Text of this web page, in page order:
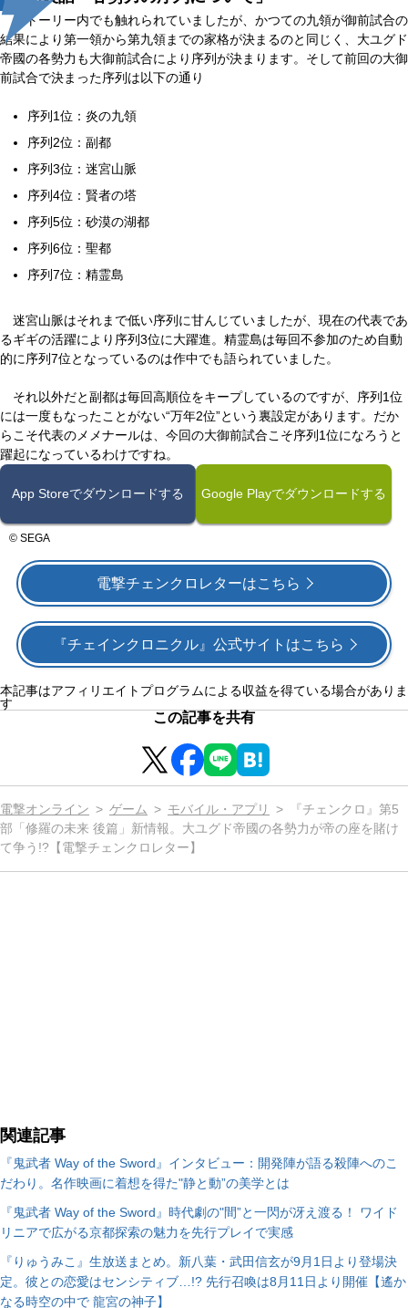
ストーリー内でも触れられていましたが、かつての九領が御前試合の
結果により第一領から第九領までの家格が決まるのと同じく、大ユグド
帝國の各勢力も大御前試合により序列が決まります。そして前回の大御
前試合で決まった序列は以下の通り
序列1位：炎の九領
序列2位：副都
序列3位：迷宮山脈
序列4位：賢者の塔
序列5位：砂漠の湖都
序列6位：聖都
序列7位：精霊島
迷宮山脈はそれまで低い序列に甘んじていましたが、現在の代表であ
るギギの活躍により序列3位に大躍進。精霊島は毎回不参加のため自動
的に序列7位となっているのは作中でも語られていました。
それ以外だと副都は毎回高順位をキープしているのですが、序列1位
には一度もなったことがない“万年2位”という裏設定があります。だか
らこそ代表のメメナールは、今回の大御前試合こそ序列1位になろうと
躍起になっているわけですね。
App Storeでダウンロードする Google Playでダウンロードする
© SEGA
電撃チェンクロレターはこちら
『チェインクロニクル』公式サイトはこちら
本記事はアフィリエイトプログラムによる収益を得ている場合がありま
す
この記事を共有
電撃オンライン ゲーム モバイル・アプリ
『チェンクロ』第5
部「修羅の未来 後篇」新情報。大ユグド帝國の各勢力が帝の座を賭け
て争う!?【電撃チェンクロレター】
関連記事
『鬼武者 Way of the Sword』インタビュー：開発陣が語る殺陣へのこ
だわり。名作映画に着想を得た"静と動”の美学とは
『鬼武者 Way of the Sword』時代劇の"間”と一閃が冴え渡る！ ワイド
リニアで広がる京都探索の魅力を先行プレイで実感
『りゅうみこ』生放送まとめ。新八葉・武田信玄が9月1日より登場決
定。彼との恋愛はセンシティブ…!? 先行召喚は8月11日より開催【遙か
なる時空の中で 龍宮の神子】